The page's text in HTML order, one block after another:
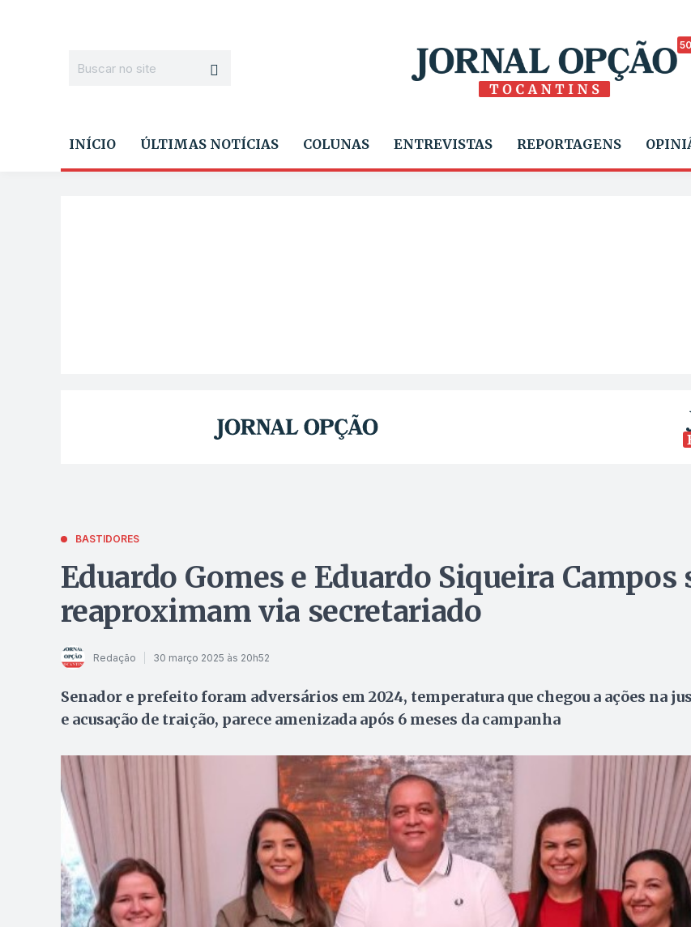
INÍCIO ÚLTIMAS NOTÍCIAS COLUNAS ENTREVISTAS REPORTAGENS
BASTIDORES
Eduardo Gomes e Eduardo Siqueira Campos
reaproximam via secretariado
Redação 30 março 2025 às 20h52
Senador e prefeito foram adversários em 2024, temperatura que chegou a ações na
e acusação de traição, parece amenizada após 6 meses da campanha